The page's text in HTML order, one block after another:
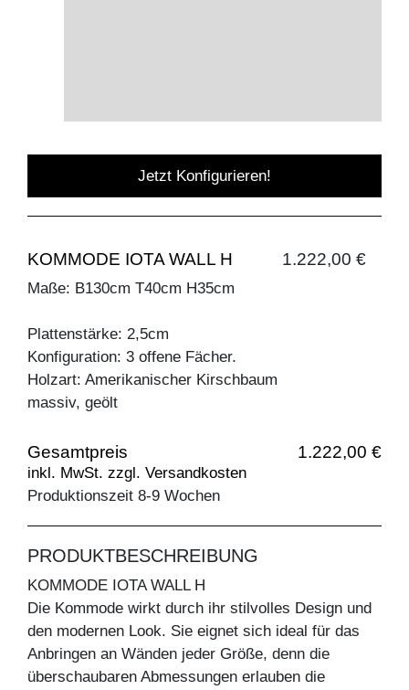
Jetzt Konfigurieren!
KOMMODE IOTA WALL H 1.222,00 €
Maße: B130cm T40cm H35cm
Plattenstärke: 2,5cm
Konfiguration: 3 offene Fächer.
Holzart: Amerikanischer Kirschbaum
massiv, geölt
Gesamtpreis 1.222,00 €
inkl. MwSt. zzgl. Versandkosten
Produktionszeit 8-9 Wochen
PRODUKTBESCHREIBUNG
KOMMODE IOTA WALL H
Die Kommode wirkt durch ihr stilvolles Design und
den modernen Look. Sie eignet sich ideal für das
Anbringen an Wänden jeder Größe, denn die
überschaubaren Abmessungen erlauben die